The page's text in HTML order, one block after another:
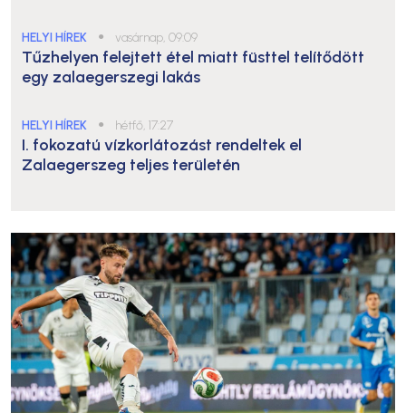
HELYI HÍREK ● vasárnap, 09:09
Tűzhelyen felejtett étel miatt füsttel telítődött
egy zalaegerszegi lakás
HELYI HÍREK ● hétfő, 17:27
I. fokozatú vízkorlátozást rendeltek el
Zalaegerszeg teljes területén